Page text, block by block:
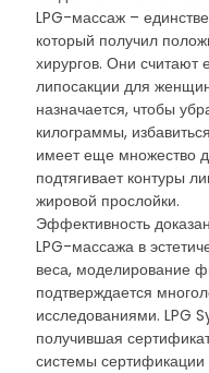
LPG-массаж –
который получил
хирургов. Они считают
липосакции для
назначается, чтобы
килограммы,
имеет еще множество
подтягивает контуры
жировой прослойки.
Эффективность
LPG-массажа в
веса, моделирование
подтверждается
исследованиями. LPG
получившая
системы сертификации